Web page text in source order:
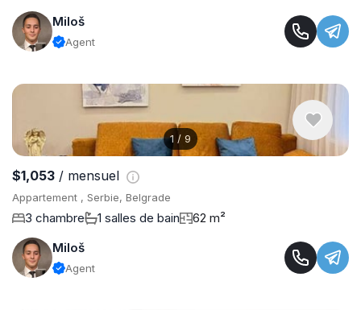
Miloš
Agent
1 / 9
$1,053 / mensuel
Appartement , Serbie, Belgrade
3 chambre 1 salles de bain
62 m²
Miloš
Agent